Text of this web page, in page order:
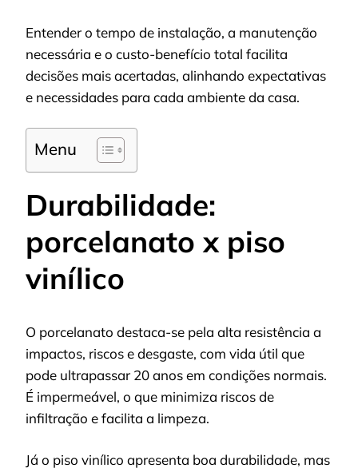
Entender o tempo de instalação, a manutenção
necessária e o custo-benefício total facilita
decisões mais acertadas, alinhando expectativas
e necessidades para cada ambiente da casa.
Menu
Durabilidade:
porcelanato x piso
vinílico
O porcelanato destaca-se pela alta resistência a
impactos, riscos e desgaste, com vida útil que
pode ultrapassar 20 anos em condições normais.
É impermeável, o que minimiza riscos de
infiltração e facilita a limpeza.
Já o piso vinílico apresenta boa durabilidade, mas